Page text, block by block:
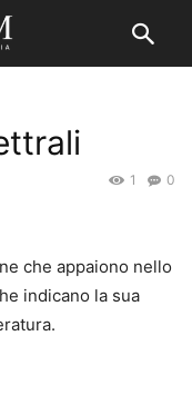
0
1
che appaiono nello
indicano la sua